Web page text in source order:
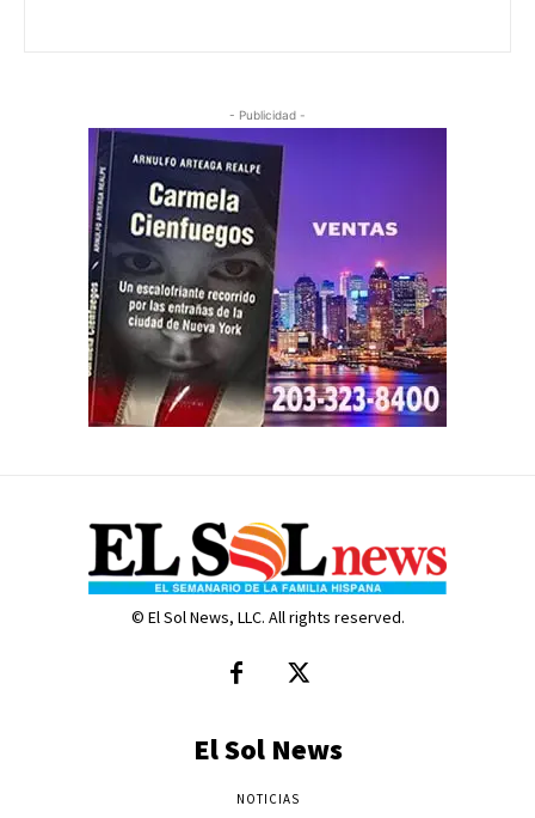
- Publicidad -
© El Sol News, LLC. All rights reserved.
El Sol News
NOTICIAS